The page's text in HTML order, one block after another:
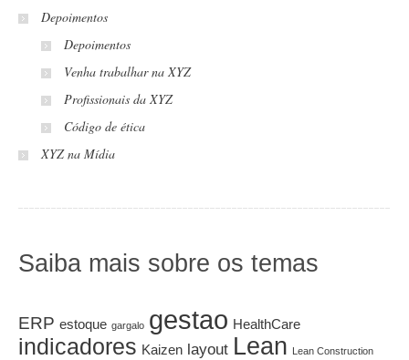
Depoimentos
Depoimentos
Venha trabalhar na XYZ
Profissionais da XYZ
Código de ética
XYZ na Mídia
Saiba mais sobre os temas
ERP estoque gargalo gestao HealthCare
indicadores Kaizen layout Lean Lean Construction